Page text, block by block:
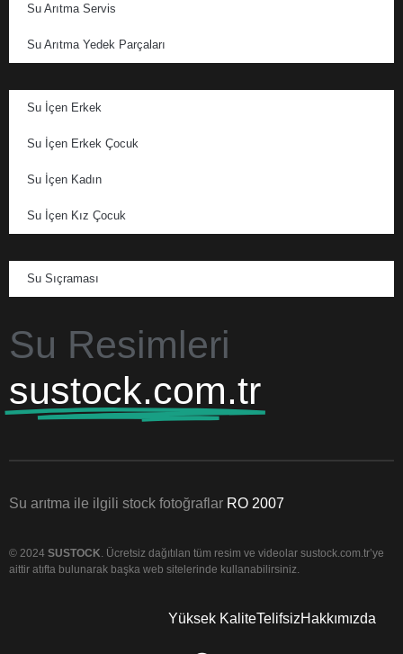
Su Arıtma Servis
Su Arıtma Yedek Parçaları
Su İçen Erkek
Su İçen Erkek Çocuk
Su İçen Kadın
Su İçen Kız Çocuk
Su Sıçraması
Su Resimleri
sustock.com.tr
Su arıtma ile ilgili stock fotoğraflar RO 2007
© 2024 SUSTOCK. Ücretsiz dağıtılan tüm resim ve videolar sustock.com.tr’ye
aittir atıfta bulunarak başka web sitelerinde kullanabilirsiniz.
Yüksek KaliteTelifsizHakkımızda